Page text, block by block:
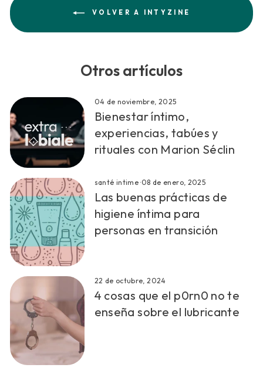
VOLVER A INTYZINE
Otros artículos
04 de noviembre, 2025
Bienestar íntimo,
experiencias, tabúes y
rituales con Marion Séclin
santé intime ·08 de enero, 2025
Las buenas prácticas de
higiene íntima para
personas en transición
22 de octubre, 2024
4 cosas que el p0rn0 no te
enseña sobre el lubricante